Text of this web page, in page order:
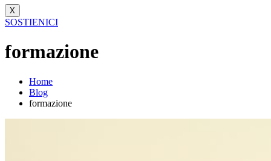
X
SOSTIENICI
formazione
Home
Blog
formazione